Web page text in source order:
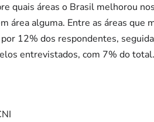
quais áreas o Brasil melhorou
área alguma. Entre as áreas que
12% dos respondentes,
entrevistados, com 7% do total.